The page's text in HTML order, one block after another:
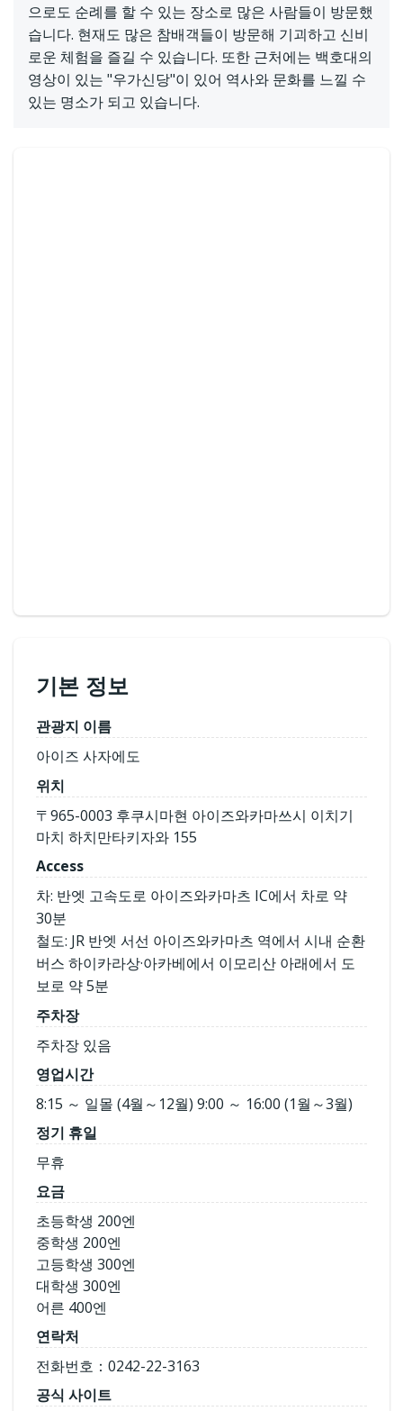
으로도 순례를 할 수 있는 장소로 많은 사람들이 방문했
습니다. 현재도 많은 참배객들이 방문해 기괴하고 신비
로운 체험을 즐길 수 있습니다. 또한 근처에는 백호대의
영상이 있는 "우가신당"이 있어 역사와 문화를 느낄 수
있는 명소가 되고 있습니다.
기본 정보
관광지 이름
아이즈 사자에도
위치
〒965-0003 후쿠시마현 아이즈와카마쓰시 이치기
마치 하치만타키자와 155
Access
차: 반엣 고속도로 아이즈와카마츠 IC에서 차로 약
30분
철도: JR 반엣 서선 아이즈와카마츠 역에서 시내 순환
버스 하이카라상·아카베에서 이모리산 아래에서 도
보로 약 5분
주차장
주차장 있음
영업시간
8:15 ～ 일몰 (4월～12월) 9:00 ～ 16:00 (1월～3월)
정기 휴일
무휴
요금
초등학생 200엔
중학생 200엔
고등학생 300엔
대학생 300엔
어른 400엔
연락처
전화번호：0242-22-3163
공식 사이트